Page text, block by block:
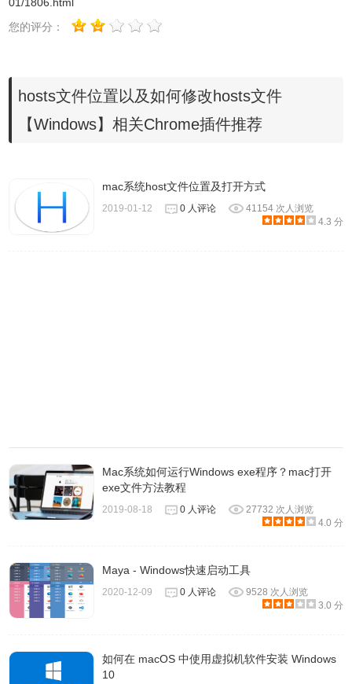
1、找到hosts文件；
2、更改hosts为允许安全控制状态；
hosts文件修改范例
性-安全里面修改权限。把 hosts 文件移动到桌面，打开方式
您的评分：
hosts文件位置以及如何修改hosts文件
【Windows】相关Chrome插件推荐
mac系统host文件位置及打开方式
2019-01-12 0 人评论
41154 次人浏览
4.3 分
Mac系统如何运行Windows exe程序？mac打开
exe文件方法教程
2019-08-18 0 人评论
27732 次人浏览
4.0 分
Maya - Windows快速启动工具
2020-12-09 0 人评论
9528 次人浏览
3.0 分
如何在 macOS 中使用虚拟机软件安装 Windows
10